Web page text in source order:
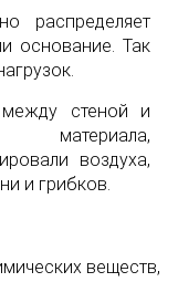
распределяет
основание. Так
между стеной и
материала,
воздуха,
и грибков.
веществ,